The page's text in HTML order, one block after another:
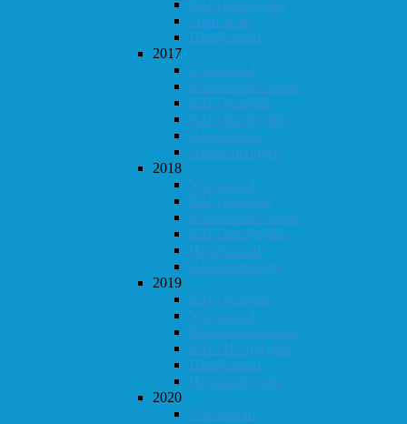
KM i hurtigsjakk
Follo 20 år
Høst-konrad
2017
Vår-konrad
Klubbmesterskapet
KM i lynsjakk
KM i hurtigsjakk
Høst-konrad
Høstturneringen
2018
Vår-konrad
KM i lynsjakk
Klubbmesterskapet
KM i hurtigsjakk
Høst-konrad
Høstturneringen
2019
KM i lynsjakk
Vår-konrad
Klubbmesterskapet
KM i Hurtigsjakk
Høst-konrad
Høstturneringen
2020
Vår-konrad